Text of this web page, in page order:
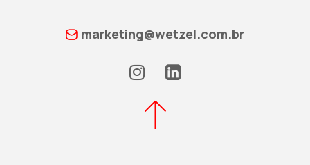
marketing@wetzel.com.br